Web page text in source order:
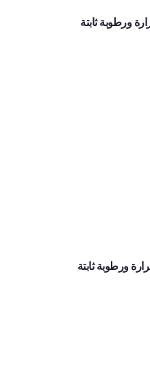
ورطوبة ثابتة
ورطوبة ثابتة